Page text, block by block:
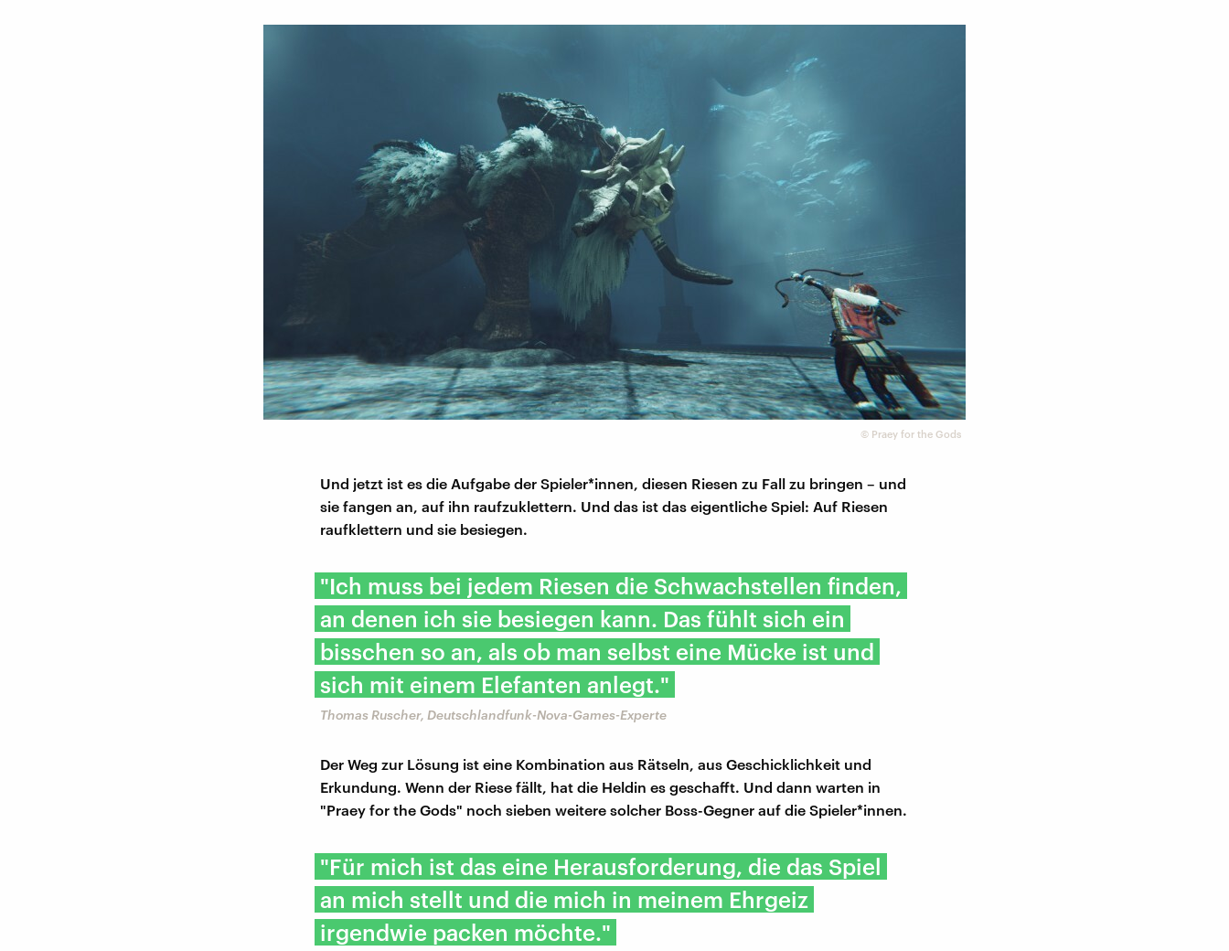
© Praey for the Gods
Und jetzt ist es die Aufgabe der Spieler*innen, diesen Riesen zu Fall zu bringen – und
sie fangen an, auf ihn raufzuklettern. Und das ist das eigentliche Spiel: Auf Riesen
raufklettern und sie besiegen.
"Ich muss bei jedem Riesen die Schwachstellen finden,
an denen ich sie besiegen kann. Das fühlt sich ein
bisschen so an, als ob man selbst eine Mücke ist und
sich mit einem Elefanten anlegt."
Thomas Ruscher, Deutschlandfunk-Nova-Games-Experte
Der Weg zur Lösung ist eine Kombination aus Rätseln, aus Geschicklichkeit und
Erkundung. Wenn der Riese fällt, hat die Heldin es geschafft. Und dann warten in
"Praey for the Gods" noch sieben weitere solcher Boss-Gegner auf die Spieler*innen.
"Für mich ist das eine Herausforderung, die das Spiel
an mich stellt und die mich in meinem Ehrgeiz
irgendwie packen möchte."